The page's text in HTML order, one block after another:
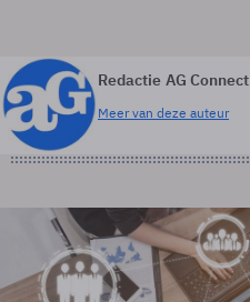
Redactie AG Connect
Meer van deze auteur